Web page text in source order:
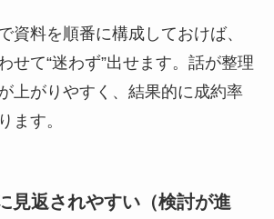
資料を順番に構成しておけば、
せて“迷わず”出せます。話が整理
上がりやすく、結果的に成約率
ます。
見返されやすい（検討が進